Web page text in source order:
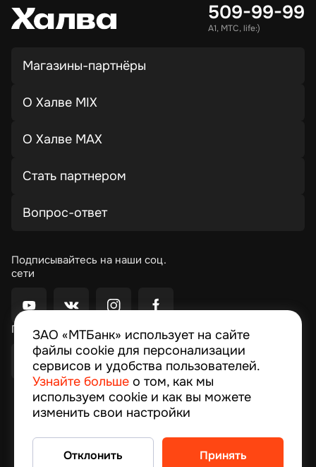
ЗАО «МТБанк» использует на сайте
файлы cookie для персонализации
сервисов и удобства пользователей.
Узнайте больше о том, как мы
используем cookie и как вы можете
изменить свои настройки
Принять
Отклонить
509-99-99
А1, МТС, life:)
Магазины-партнёры
О Халве MIX
О Халве MAX
Стать партнером
Вопрос-ответ
© 1994–2024 ЗАО “МТБанк”, улица Толстого,10,
Минск, Республика Беларусь Лицензия на
осуществление банковской деятельности № 13
выдана 09.02.2024
© 2026, MTBank
Подписывайтесь на наши соц.
сети
Приложение Moby